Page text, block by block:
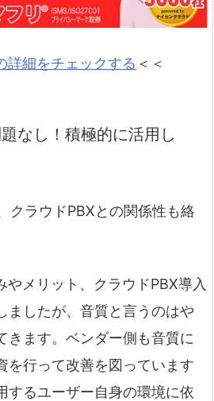
詳細をチェックする ＜＜
なし！積極的に活用し
クラウドPBXとの関係性も絡
やメリット、クラウドPBX導入
ましたが、音質と言うのはや
きます。ベンダー側も音質に
を行って改善を図っています
するユーザー自身の環境に依